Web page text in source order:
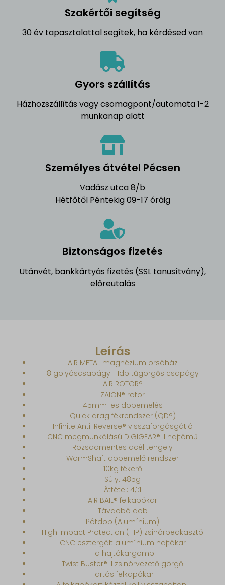
Szakértői segítség
30 év tapasztalattal segítek, ha kérdésed van
Gyors szállítás
Házhozszállítás vagy csomagpont/automata 1-2
munkanap alatt
Személyes átvétel Pécsen
Vadász utca 8/b
Hétfőtől Péntekig 09-17 óráig
Biztonságos fizetés
Utánvét, bankkártyás fizetés (SSL tanusítvány),
előreutalás
Leírás
AIR METAL magnézium orsóház
8 golyóscsapágy +1db tűgörgős csapágy
AIR ROTOR®
ZAION® rotor
45mm-es dobemelés
Quick drag fékrendszer (QD®)
Infinite Anti-Reverse® visszaforgásgátló
CNC megmunkálású DIGIGEAR® II hajtómű
Rozsdamentes acél tengely
WormShaft dobemelő rendszer
10kg fékerő
Súly: 485g
Áttétel: 4,1:1
AIR BAIL® felkapókar
Távdobó dob
Pótdob (Alumínium)
High Impact Protection (HIP) zsinórbeakasztó
CNC esztergált alumínium hajtókar
Fa hajtókargomb
Twist Buster® II zsinórvezető görgő
Tartós felkapókar